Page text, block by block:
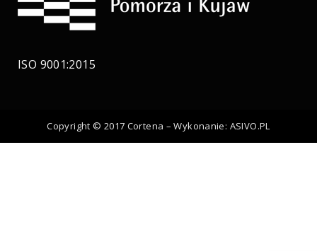
ISO 9001:2015
Copyright © 2017 Cortena – Wykonanie: ASIVO.PL